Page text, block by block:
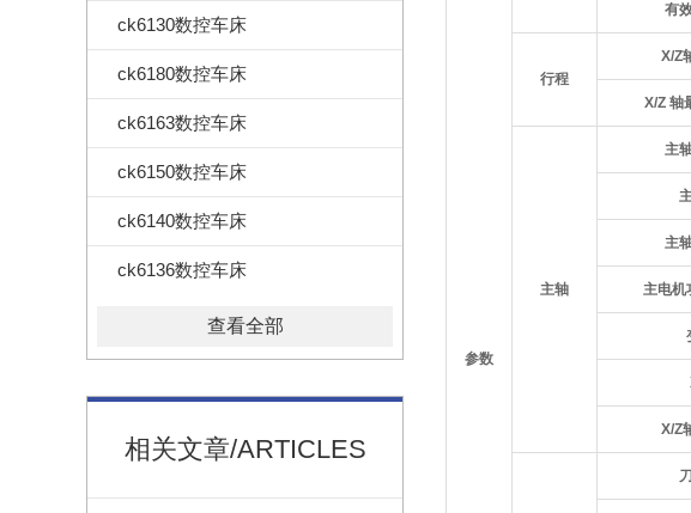
ck6130数控车床
ck6180数控车床
ck6163数控车床
ck6150数控车床
ck6140数控车床
ck6136数控车床
查看全部
相关文章/ARTICLES
参数
有
行程
X/Z
X/Z 轴
主轴
主
主
主电机
X/Z